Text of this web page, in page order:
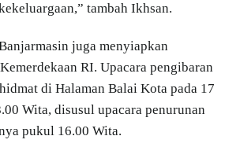
tambah Ikhsan.
juga menyiapkan
RI. Upacara pengibaran
di Halaman Balai Kota pada 17
Wita, disusul upacara penurunan
pukul 16.00 Wita.